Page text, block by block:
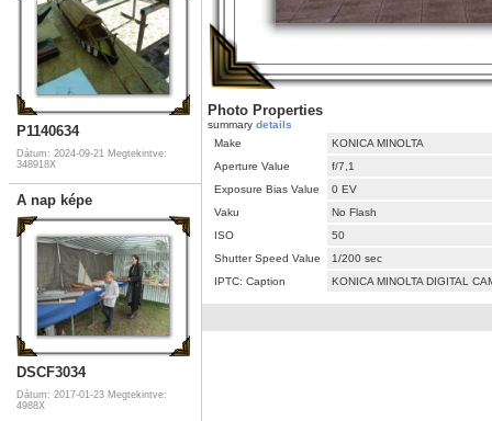
P1140634
Dátum: 2024-09-21 Megtekintve:
348918X
A nap képe
DSCF3034
Dátum: 2017-01-23 Megtekintve:
4988X
Photo Properties
summary details
Make
KONICA MINOLTA
Aperture Value
f/7,1
Exposure Bias Value
0 EV
Vaku
No Flash
ISO
50
Shutter Speed Value
1/200 sec
IPTC: Caption
KONICA MINOLTA DIGITAL